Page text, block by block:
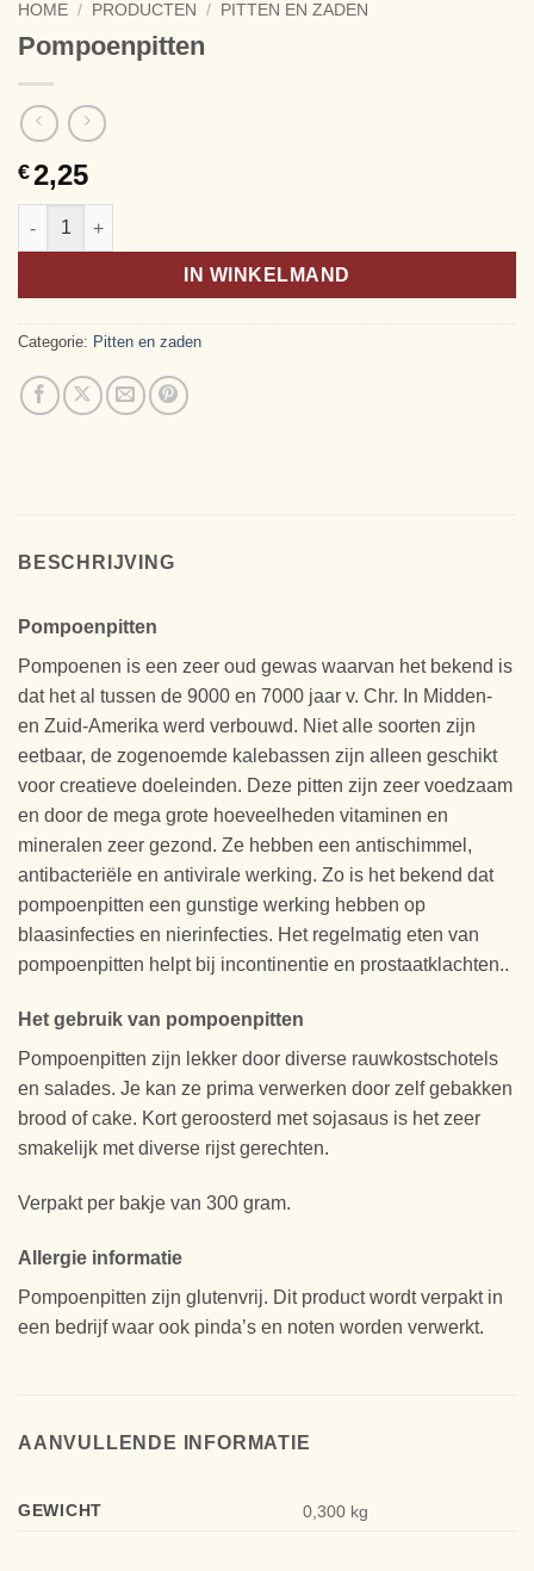
HOME / PRODUCTEN / PITTEN EN ZADEN
Pompoenpitten
€2,25
Pompoenpitten aantal
IN WINKELMAND
Alternative:
Categorie: Pitten en zaden
BESCHRIJVING
Pompoenpitten
Pompoenen is een zeer oud gewas waarvan het bekend is
dat het al tussen de 9000 en 7000 jaar v. Chr. In Midden-
en Zuid-Amerika werd verbouwd. Niet alle soorten zijn
eetbaar, de zogenoemde kalebassen zijn alleen geschikt
voor creatieve doeleinden. Deze pitten zijn zeer voedzaam
en door de mega grote hoeveelheden vitaminen en
mineralen zeer gezond. Ze hebben een antischimmel,
antibacteriële en antivirale werking. Zo is het bekend dat
pompoenpitten een gunstige werking hebben op
blaasinfecties en nierinfecties. Het regelmatig eten van
pompoenpitten helpt bij incontinentie en prostaatklachten..
Het gebruik van pompoenpitten
Pompoenpitten zijn lekker door diverse rauwkostschotels
en salades. Je kan ze prima verwerken door zelf gebakken
brood of cake. Kort geroosterd met sojasaus is het zeer
smakelijk met diverse rijst gerechten.
Verpakt per bakje van 300 gram.
Allergie informatie
Pompoenpitten zijn glutenvrij. Dit product wordt verpakt in
een bedrijf waar ook pinda’s en noten worden verwerkt.
AANVULLENDE INFORMATIE
GEWICHT 0,300 kg